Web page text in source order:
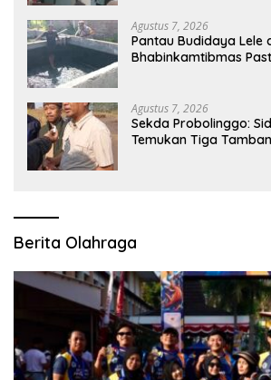
Agustus 7, 2026
Pantau Budidaya Lele
Bhabinkamtibmas
Agustus 7, 2026
Sekda Probolinggo:
Temukan Tiga
Berita Olahraga